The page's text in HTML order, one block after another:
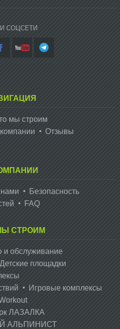
СОЦСЕТИ
мы строим
Отзывы
нами
Безопасность
FAQ
СТРОИМ
и обслуживание
Детские площадки
Игровые комплексы
ЛАЗАЛКА
АЛЬПИНИСТ